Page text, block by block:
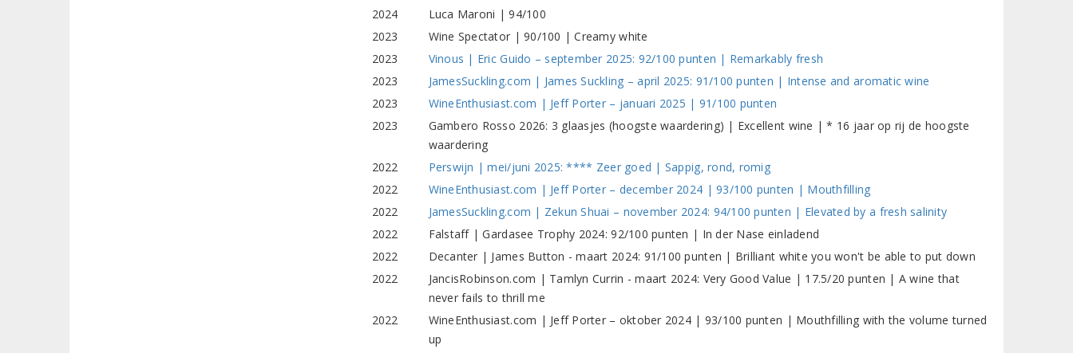
2024
Luca Maroni | 94/100
2023
Wine Spectator | 90/100 | Creamy white
2023
Vinous | Eric Guido – september 2025: 92/100 punten | Remarkably fresh
2023
JamesSuckling.com | James Suckling – april 2025: 91/100 punten | Intense and aromatic wine
2023
WineEnthusiast.com | Jeff Porter – januari 2025 | 91/100 punten
2023
Gambero Rosso 2026: 3 glaasjes (hoogste waardering) | Excellent wine | * 16 jaar op rij de hoogste
waardering
2022
Perswijn | mei/juni 2025: **** Zeer goed | Sappig, rond, romig
2022
WineEnthusiast.com | Jeff Porter – december 2024 | 93/100 punten | Mouthfilling
2022
JamesSuckling.com | Zekun Shuai – november 2024: 94/100 punten | Elevated by a fresh salinity
2022
Falstaff | Gardasee Trophy 2024: 92/100 punten | In der Nase einladend
2022
Decanter | James Button - maart 2024: 91/100 punten | Brilliant white you won't be able to put down
2022
JancisRobinson.com | Tamlyn Currin - maart 2024: Very Good Value | 17.5/20 punten | A wine that
never fails to thrill me
2022
WineEnthusiast.com | Jeff Porter – oktober 2024 | 93/100 punten | Mouthfilling with the volume turned
up